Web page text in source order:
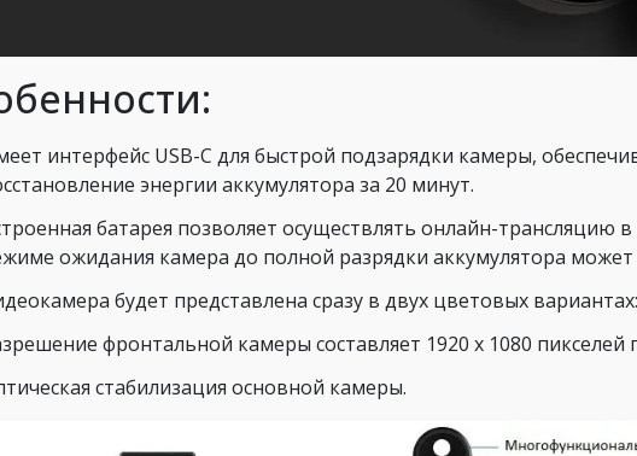
интерфейс USB-C для быстрой подзарядки камеры,
энергии аккумулятора за 20 минут.
батарея позволяет осуществлять онлайн-трансляцию
ожидания камера до полной разрядки аккумулятора может
будет представлена сразу в двух цветовых
фронтальной камеры составляет 1920 х 1080 пикселей
стабилизация основной камеры.